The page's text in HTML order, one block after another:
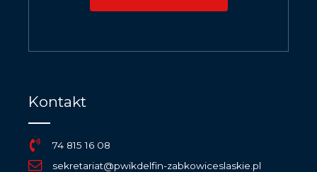
Kontakt
74 815 16 08
sekretariat@pwikdelfin-zabkowiceslaskie.pl